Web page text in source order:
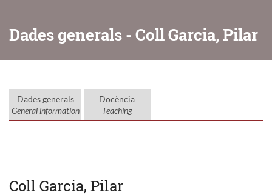
Dades generals - Coll Garcia, Pilar
Dades generals
General information
Docència
Teaching
Coll Garcia, Pilar